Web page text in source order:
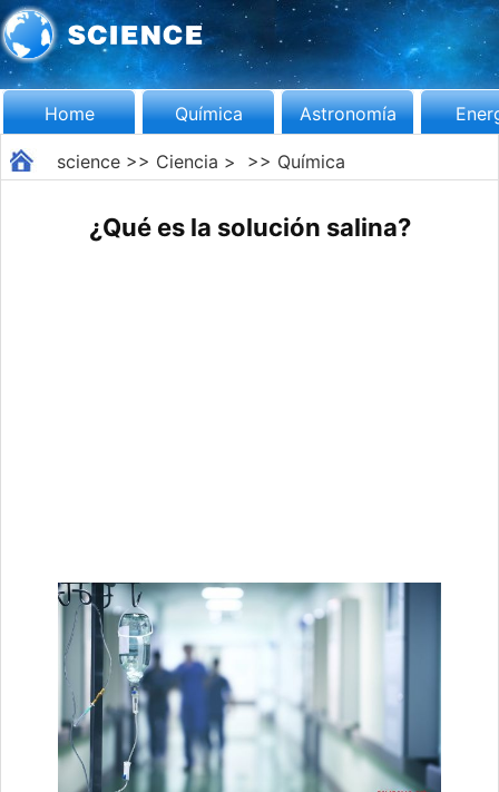
Home Química Astronomía
science>> Ciencia > >> Química
¿Qué es la solución salina?